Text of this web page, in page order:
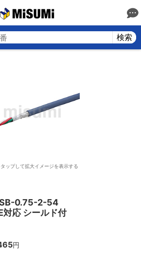
検索
ップして拡大イメージを表示する
0.75-2-54
対応 シールド付
円